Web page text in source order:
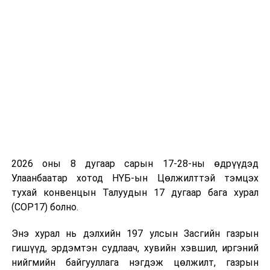
Ерөнхий сайд У.Хүрэлсүх КОВИД-19 цар тахлыг даван
туулах, иргэдийнхээ эрх ашгийг хамгаалахад онцгой
ач холбогдол өгч байгаагаа хэлээд Энэтхэгт саатаад
үзүүлсэнд талархал илэрхийлэв.
2026 оны 8 дугаар сарын 17-28-ны өдрүүдэд
Улаанбаатар хотод НҮБ-ын Цөлжилттэй тэмцэх
тухай конвенцын Талуудын 17 дугаар бага хурал
(COP17) болно.
Энэ хурал нь дэлхийн 197 улсын Засгийн газрын
гишүүд, эрдэмтэн судлаач, хувийн хэвшил, иргэний
нийгмийн байгууллага нэгдэж цөлжилт, газрын